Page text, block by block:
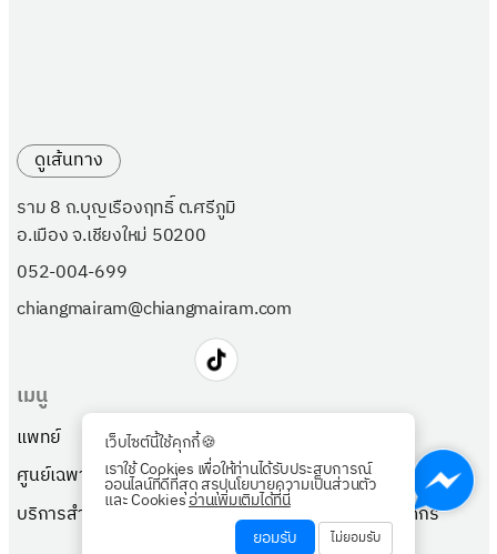
เว็บไซต์นี้ใช้คุกกี้🍪
เราใช้ Cookies เพื่อให้ท่านได้รับประสบการณ์
ออนไลน์ที่ดีที่สุด สรุปนโยบายความเป็นส่วนตัว
และ Cookiesอ่านเพิ่มเติมได้ที่นี่
ยอมรับ
ไม่ยอมรับ
เมนู
แพทย์
ศูนย์เฉพาะทาง
บริการสำหรับผู้ป่วย
เกี่ยวกับเรา
ตรวจสุขภาพลูกค้าองค์กร
ดูเส้นทาง
ราม 8 ถ.บุญเรืองฤทธิ์ ต.ศรีภูมิ
อ.เมือง จ.เชียงใหม่ 50200
052-004-699
chiangmairam@chiangmairam.com